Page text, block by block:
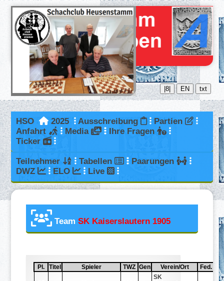
|8| EN txt
HSO 2025 Ausschreibung
Partien
Anfahrt
Media
Ihre Fragen
Ticker
Teilnehmer Tabellen
Paarungen
DWZ
ELO Live
TeamSK Kaiserslautern 1905
Pl.
Sortiere aufsteigend nach
Pl. Titel
Sortiere aufsteigend nach
Titel SpielerSortiere aufsteigend nach
Spieler TWZ
Sortiere aufsteigend nach
TWZ Gen
Sortiere aufsteigend nach
Gen Verein/Ort
Sortiere aufsteigend
Verein/Ort Fed.
Fed. SS
SK